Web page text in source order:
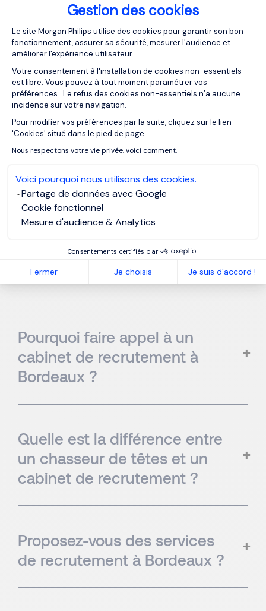
Gestion des cookies
Plateforme de Gestion du
Le site Morgan Philips utilise des cookies pour garantir son bon
fonctionnement, assurer sa sécurité, mesurer l'audience et
améliorer l'expérience utilisateur.
Votre consentement à l'installation de cookies non-essentiels
est libre. Vous pouvez à tout moment paramétrer vos
préférences. Le refus des cookies non-essentiels n’a aucune
incidence sur votre navigation.
Pour modifier vos préférences par la suite, cliquez sur le lien
'Cookies' situé dans le pied de page.
Nous respectons votre vie privée, voici comment.
Voici pourquoi nous utilisons des cookies.
Partage de données avec Google
Cookie fonctionnel
Mesure d'audience & Analytics
Consentements certifiés par
Fermer Je choisis Je suis d'accord !
Axeptio consent
Frequently asked questions
Pourquoi faire appel à un
cabinet de recrutement à
Bordeaux ?
Quelle est la différence entre
un chasseur de têtes et un
cabinet de recrutement ?
Proposez-vous des services
de recrutement à Bordeaux ?